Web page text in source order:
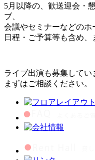
5月以降の、歓送迎会・
ブ、
会議やセミナーなどのホ
日程・ご予算等も含め、
ライブ出演も募集してい
まずはご相談ください。